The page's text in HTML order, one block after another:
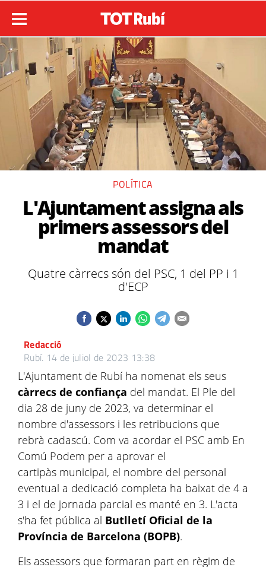
POLÍTICA
L'Ajuntament assigna als
primers assessors del
mandat
Quatre càrrecs són del PSC, 1 del PP i 1
d'ECP
Redacció
Rubí. 14 de juliol de 2023 13:38
L'Ajuntament de Rubí ha nomenat els seus
càrrecs de confiança del mandat. El Ple del
dia 28 de juny de 2023, va determinar el
nombre d'assessors i les retribucions que
rebrà cadascú. Com va acordar el PSC amb En
Comú Podem per a aprovar el
cartipàs municipal, el nombre del personal
eventual a dedicació completa ha baixat de 4 a
3 i el de jornada parcial es manté en 3. L'acta
s'ha fet pública al Butlletí Oficial de la
Província de Barcelona (BOPB).
Els assessors que formaran part en règim de